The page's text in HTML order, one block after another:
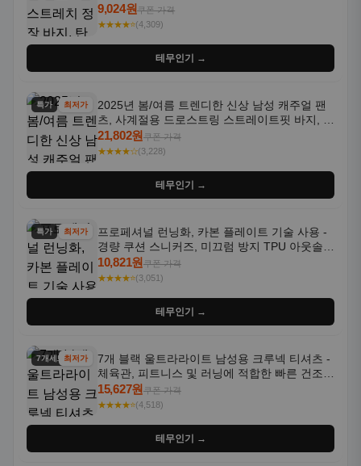
트라우저 - 세탁기 사용 가능한 캐주얼 정장 의
상
9,024원쿠폰 가격
★★★★⭐(4,309)
테무인기 →
특가 최저가
2025년 봄/여름 트렌디한 신상 남성 캐주얼 팬
츠, 사계절용 드로스트링 스트레이트핏 바지, 한
국 스타일, 활용도 높은 아웃도어 및 정장용, 발
목 바지
21,802원쿠폰 가격
★★★★☆(3,228)
테무인기 →
특가 최저가
프로페셔널 런닝화, 카본 플레이트 기술 사용 -
경량 쿠션 스니커즈, 미끄럼 방지 TPU 아웃솔,
통기성 화이트-퍼플 그라데이션, 헬스, 트레이
닝 - 남성용, 여성용, 모든 계절에 적합
10,821원쿠폰 가격
★★★★⭐(3,051)
테무인기 →
7개세트최저가
7개 블랙 울트라라이트 남성용 크루넥 티셔츠 -
체육관, 피트니스 및 러닝에 적합한 빠른 건조,
통기성 좋은 수분 흡수 반팔 운동복
15,627원쿠폰 가격
★★★★⭐(4,518)
테무인기 →